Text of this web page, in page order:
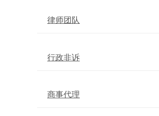
律师团队
行政非诉
商事代理